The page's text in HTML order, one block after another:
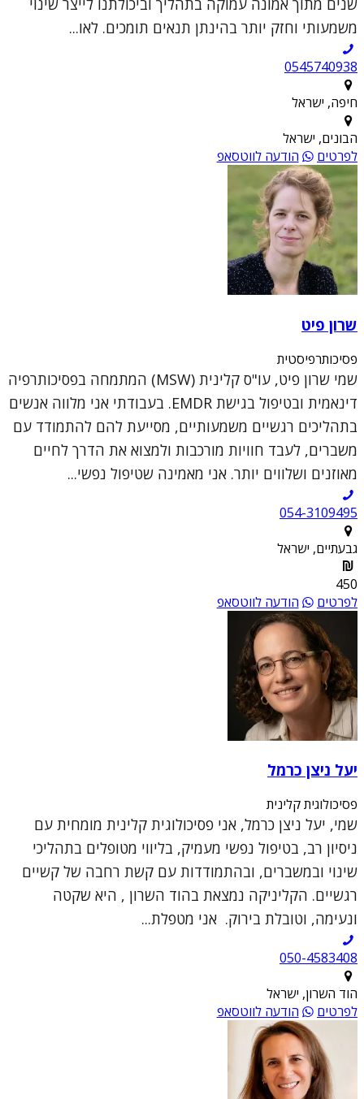
שנים מתוך אמונה עמוקה בתהליך וביכולתנו לייצר שינוי
משמעותי וחזק יותר בהינתן תנאים תומכים. לאו...
0545740938
חיפה, ישראל
הבונים, ישראל
לפרטים
הודעה לווטסאפ
שרון פיט
פסיכותרפיסטית
שמי שרון פיט, עו"ס קלינית (MSW) המתמחה בפסיכותרפיה
דינאמית ובטיפול בגישת EMDR. בעבודתי אני מלווה אנשים
בתהליכים רגשיים משמעותיים, מסייעת להם להתמודד עם
משברים, לעבד חוויות מורכבות ולמצוא את הדרך לחיים
מאוזנים ושלווים יותר. אני מאמינה שטיפול נפשי...
054-3109495
גבעתיים, ישראל
450
לפרטים
הודעה לווטסאפ
יעל ניצן כרמל
פסיכולוגית קלינית
שמי, יעל ניצן כרמל, אני פסיכולוגית קלינית מומחית עם
ניסיון רב, בטיפול נפשי מעמיק, בליווי מטופלים בתהליכי
שינוי ובמשברים, ובהתמודדות עם קשת רחבה של קשיים
רגשיים. הקליניקה נמצאת בהוד השרון , היא שקטה
ונעימה, וטובלת בירוק. אני מטפלת...
050-4583408
הוד השרון, ישראל
לפרטים
הודעה לווטסאפ